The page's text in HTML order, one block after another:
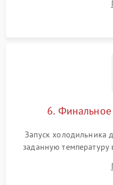
электронным весам.
6.
Запуск холодильника
заданную
компрессора,
срабатывания